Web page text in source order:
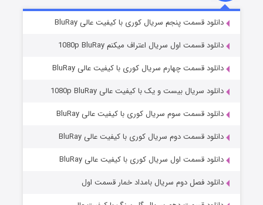
قسمت۲ (زیرنویس) منتشر شد
مردگان متحرک: شهر مرده ۳
قسمت۲ (زیرنویس) منتشر شد
دانلود قسمت پنجم سریال کوری با کیفیت عالی BluRay
دانلود قسمت اول سریال اعتراف میکنم 1080p BluRay
دانلود قسمت چهارم سریال کوری با کیفیت عالی BluRay
دانلود سریال بیست و یک با کیفیت عالی 1080p BluRay
دانلود قسمت سوم سریال کوری با کیفیت عالی BluRay
دانلود قسمت دوم سریال کوری با کیفیت عالی BluRay
دانلود قسمت اول سریال کوری با کیفیت عالی BluRay
دانلود فصل دوم سریال بامداد خمار قسمت اول